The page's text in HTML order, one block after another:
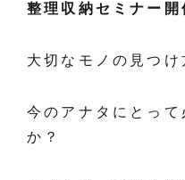
整理収納セミナー開
大切なモノの見つけ
今のアナタにとっ
か？